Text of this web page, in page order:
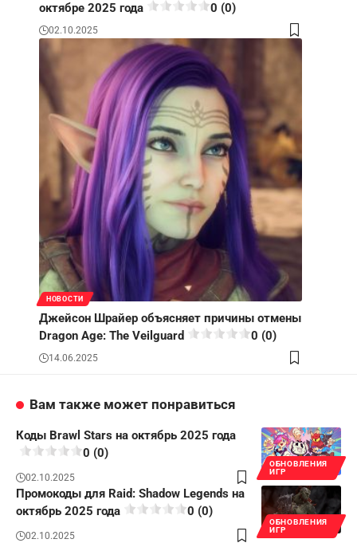
октябре 2025 года
0 (0)
02.10.2025
НОВОСТИ
Джейсон Шрайер объясняет причины отмены
Dragon Age: The Veilguard
0 (0)
14.06.2025
Вам также может понравиться
ОБНОВЛЕНИЯ
ИГР
Коды Brawl Stars на октябрь 2025 года
0 (0)
02.10.2025
ОБНОВЛЕНИЯ
ИГР
Промокоды для Raid: Shadow Legends на
октябрь 2025 года
0 (0)
02.10.2025